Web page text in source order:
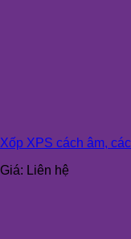
Xốp XPS cách âm,
Giá: Liên hệ